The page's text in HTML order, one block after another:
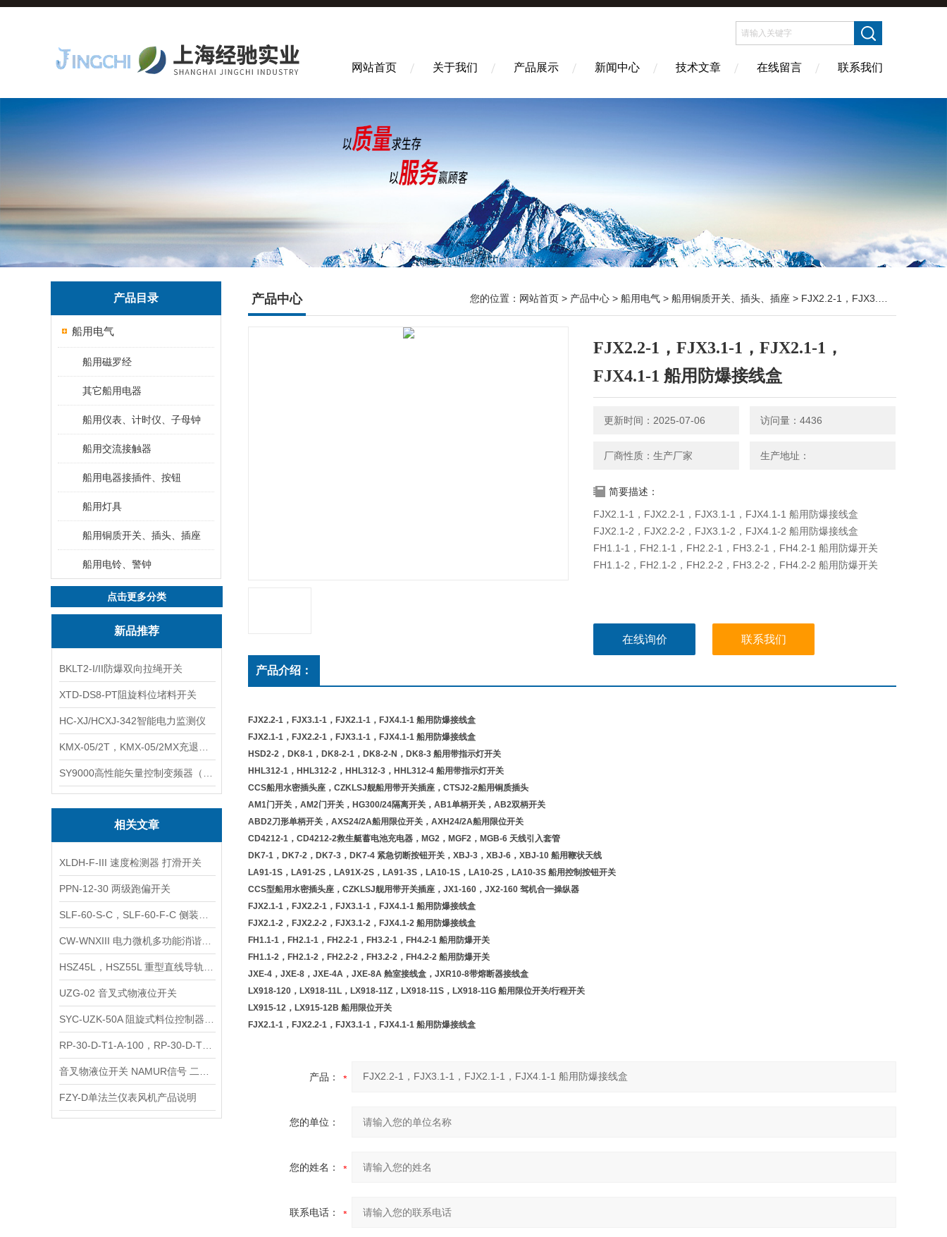
网站首页 关于我们 产品展示 新闻中心 技术文章 在线留言 联系我们
产品目录
船用电气
船用磁罗经
其它船用电器
船用仪表、计时仪、子母钟
船用交流接触器
船用电器接插件、按钮
船用灯具
船用铜质开关、插头、插座
船用电铃、警钟
点击更多分类
新品推荐
BKLT2-I/II防爆双向拉绳开关
XTD-DS8-PT阻旋料位堵料开关
HC-XJ/HCXJ-342智能电力监测仪
相关文章
XLDH-F-III 速度检测器 打滑开关
PPN-12-30 两级跑偏开关
UZG-02 音叉式物液位开关
FZY-D单法兰仪表风机产品说明
产品中心 您的位置： 网站首页 > 产品中心 > 船用电气 > 船用铜质开关、插头、插座 > FJX2.2-1，FJX3.1-1，FJX2.1-1，FJX4.1-1 船用防爆接线盒
FJX2.2-1，FJX3.1-1，FJX2.1-1，
FJX4.1-1 船用防爆接线盒
更新时间：2025-07-06 访问量：4436
厂商性质：生产厂家 生产地址：
简要描述：
FJX2.1-1，FJX2.2-1，FJX3.1-1，FJX4.1-1 船用防爆接线盒
FJX2.1-2，FJX2.2-2，FJX3.1-2，FJX4.1-2 船用防爆接线盒
FH1.1-1，FH2.1-1，FH2.2-1，FH3.2-1，FH4.2-1 船用防爆开关
FH1.1-2，FH2.1-2，FH2.2-2，FH3.2-2，FH4.2-2 船用防爆开关
在线询价 联系我们
产品介绍：
FJX2.2-1，FJX3.1-1，FJX2.1-1，FJX4.1-1 船用防爆接线盒
FJX2.1-1，FJX2.2-1，FJX3.1-1，FJX4.1-1 船用防爆接线盒
HSD2-2，DK8-1，DK8-2-1，DK8-2-N，DK8-3 船用带指示灯开关
HHL312-1，HHL312-2，HHL312-3，HHL312-4 船用带指示灯开关
CCS船用水密插头座，CZKLSJ舰船用带开关插座，CTSJ2-2船用铜质插头
AM1门开关，AM2门开关，HG300/24隔离开关，AB1单柄开关，AB2双柄开关
ABD2刀形单柄开关，AXS24/2A船用限位开关，AXH24/2A船用限位开关
CD4212-1，CD4212-2救生艇蓄电池充电器，MG2，MGF2，MGB-6 天线引入套管
DK7-1，DK7-2，DK7-3，DK7-4 紧急切断按钮开关，XBJ-3，XBJ-6，XBJ-10 船用鞭状天线
LA91-1S，LA91-2S，LA91X-2S，LA91-3S，LA10-1S，LA10-2S，LA10-3S 船用控制按钮开关
CCS型船用水密插头座，CZKLSJ舰用带开关插座，JX1-160，JX2-160 驾机合一操纵器
FJX2.1-1，FJX2.2-1，FJX3.1-1，FJX4.1-1 船用防爆接线盒
FJX2.1-2，FJX2.2-2，FJX3.1-2，FJX4.1-2 船用防爆接线盒
FH1.1-1，FH2.1-1，FH2.2-1，FH3.2-1，FH4.2-1 船用防爆开关
FH1.1-2，FH2.1-2，FH2.2-2，FH3.2-2，FH4.2-2 船用防爆开关
JXE-4，JXE-8，JXE-4A，JXE-8A 舱室接线盒，JXR10-8带熔断器接线盒
LX918-120，LX918-11L，LX918-11Z，LX918-11S，LX918-11G 船用限位开关/行程开关
LX915-12，LX915-12B 船用限位开关
FJX2.1-1，FJX2.2-1，FJX3.1-1，FJX4.1-1 船用防爆接线盒
产品：
您的单位：
您的姓名：
联系电话：